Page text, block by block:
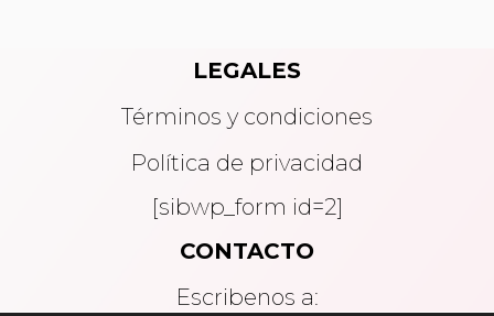
LEGALES
Términos y condiciones
Política de privacidad
[sibwp_form id=2]
CONTACTO
Escribenos a: